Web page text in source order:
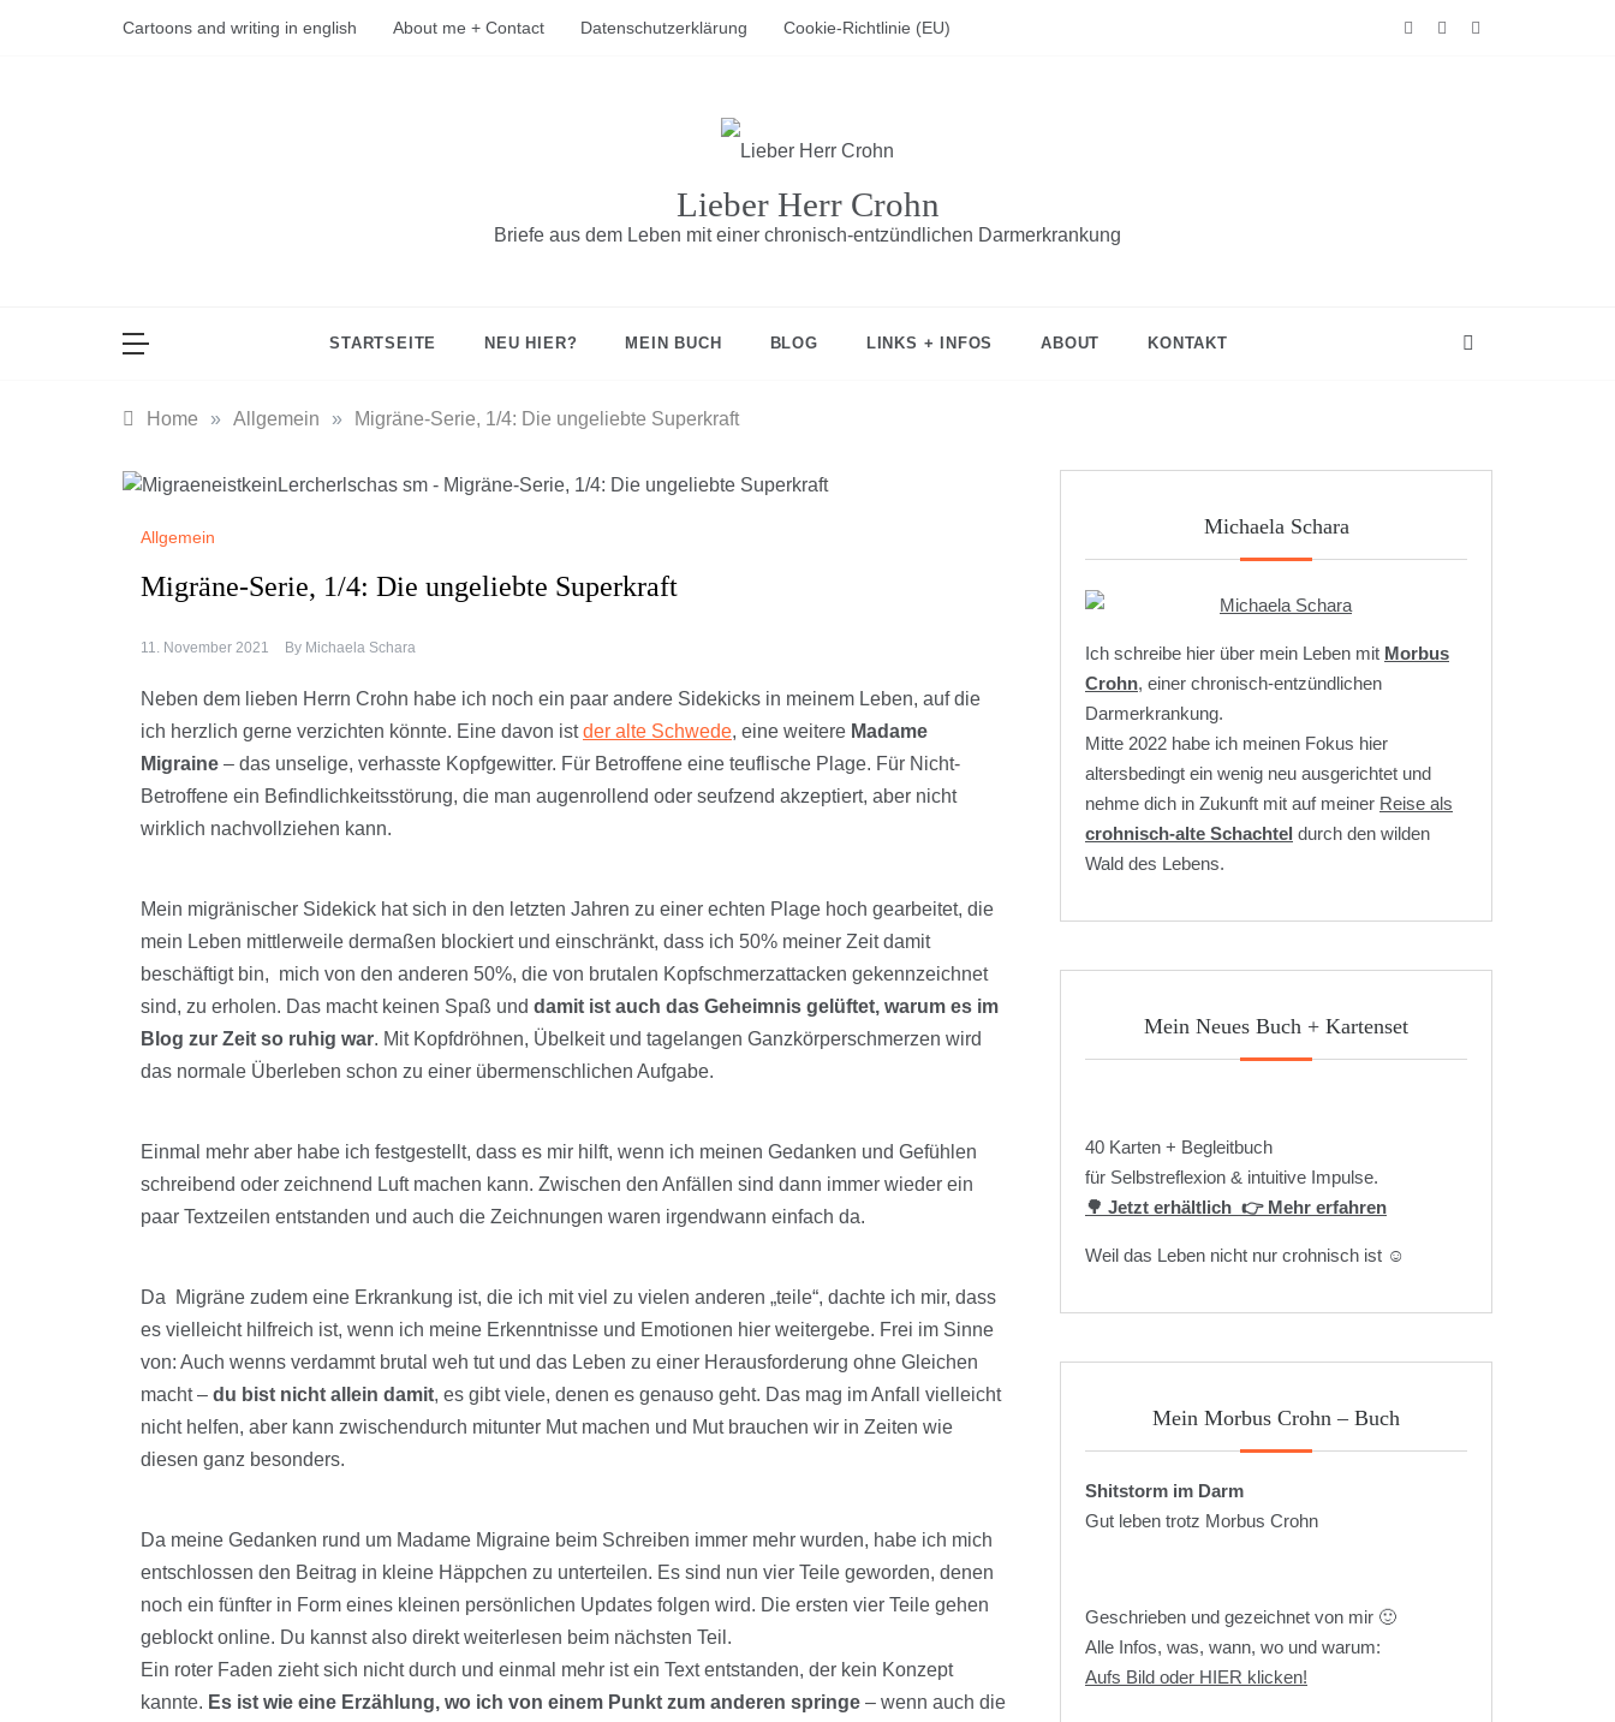
Cartoons and writing in english About me + Contact Datenschutzerklärung Cookie-Richtlinie (EU)
Lieber Herr Crohn
Briefe aus dem Leben mit einer chronisch-entzündlichen Darmerkrankung
STARTSEITE NEU HIER? MEIN BUCH BLOG LINKS + INFOS ABOUT KONTAKT
Home » Allgemein » Migräne-Serie, 1/4: Die ungeliebte Superkraft
Allgemein
Migräne-Serie, 1/4: Die ungeliebte Superkraft
11. November 2021 By Michaela Schara
Neben dem lieben Herrn Crohn habe ich noch ein paar andere Sidekicks in meinem Leben, auf die
ich herzlich gerne verzichten könnte. Eine davon istder alte Schwede, eine weitere Madame
Migraine – das unselige, verhasste Kopfgewitter. Für Betroffene eine teuflische Plage. Für Nicht-
Betroffene ein Befindlichkeitsstörung, die man augenrollend oder seufzend akzeptiert, aber nicht
wirklich nachvollziehen kann.
Mein migränischer Sidekick hat sich in den letzten Jahren zu einer echten Plage hoch gearbeitet, die
mein Leben mittlerweile dermaßen blockiert und einschränkt, dass ich 50% meiner Zeit damit
beschäftigt bin, mich von den anderen 50%, die von brutalen Kopfschmerzattacken gekennzeichnet
sind, zu erholen. Das macht keinen Spaß und damit ist auch das Geheimnis gelüftet, warum es im
Blog zur Zeit so ruhig war. Mit Kopfdröhnen, Übelkeit und tagelangen Ganzkörperschmerzen wird
das normale Überleben schon zu einer übermenschlichen Aufgabe.
Einmal mehr aber habe ich festgestellt, dass es mir hilft, wenn ich meinen Gedanken und Gefühlen
schreibend oder zeichnend Luft machen kann. Zwischen den Anfällen sind dann immer wieder ein
paar Textzeilen entstanden und auch die Zeichnungen waren irgendwann einfach da.
Da Migräne zudem eine Erkrankung ist, die ich mit viel zu vielen anderen „teile“, dachte ich mir, dass
es vielleicht hilfreich ist, wenn ich meine Erkenntnisse und Emotionen hier weitergebe. Frei im Sinne
von: Auch wenns verdammt brutal weh tut und das Leben zu einer Herausforderung ohne Gleichen
macht – du bist nicht allein damit, es gibt viele, denen es genauso geht. Das mag im Anfall vielleicht
nicht helfen, aber kann zwischendurch mitunter Mut machen und Mut brauchen wir in Zeiten wie
diesen ganz besonders.
Da meine Gedanken rund um Madame Migraine beim Schreiben immer mehr wurden, habe ich mich
entschlossen den Beitrag in kleine Häppchen zu unterteilen. Es sind nun vier Teile geworden, denen
noch ein fünfter in Form eines kleinen persönlichen Updates folgen wird. Die ersten vier Teile gehen
geblockt online. Du kannst also direkt weiterlesen beim nächsten Teil.
Ein roter Faden zieht sich nicht durch und einmal mehr ist ein Text entstanden, der kein Konzept
kannte. Es ist wie eine Erzählung, wo ich von einem Punkt zum anderen springe – wenn auch die
Michaela Schara
Ich schreibe hier über mein Leben mit Morbus
Crohn, einer chronisch-entzündlichen
Darmerkrankung.
Mitte 2022 habe ich meinen Fokus hier
altersbedingt ein wenig neu ausgerichtet und
nehme dich in Zukunft mit auf meiner Reise als
crohnisch-alte Schachtel durch den wilden
Wald des Lebens.
Mein Neues Buch + Kartenset
40 Karten + Begleitbuch
für Selbstreflexion & intuitive Impulse.
🌳 Jetzt erhältlich 👉 Mehr erfahren
Weil das Leben nicht nur crohnisch ist ☺️
Mein Morbus Crohn – Buch
Shitstorm im Darm
Gut leben trotz Morbus Crohn
Geschrieben und gezeichnet von mir 🙂
Alle Infos, was, wann, wo und warum:
Aufs Bild oder HIER klicken!